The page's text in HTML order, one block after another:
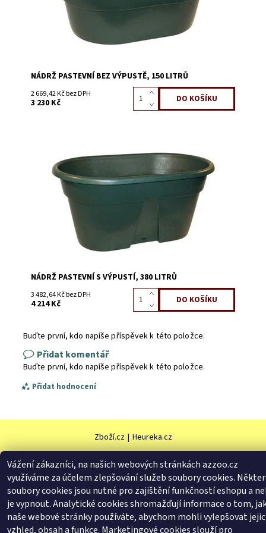
NÁDRŽ PASTEVNÍ BEZ VÝPUSTĚ, 150 LITRŮ
2 669,42 Kč bez DPH
3 230 Kč
Dostupnost:
na objednání, obvyklá doba dodání 10
3818J
NÁDRŽ PASTEVNÍ S VÝPUSTÍ, 380 LITRŮ
3 482,64 Kč bez DPH
4 214 Kč
Buďte první, kdo napíše příspěvek k této položce.
Přidat komentář
Buďte první, kdo napíše příspěvek k této položce.
Přidat hodnocení
Zboží.cz | Heureka.cz
2026 © AZ ZOO, všechna práva vyhrazena
Vytvořil Shoptet
Vážení zákazníci, na našich webových stránkách azzoo.cz
využíváme za účelem zlepšování služeb soubory cookies.
soubory cookies jsou nutné pro zajištění funkčností eshopu a
je vypnout. Analytické cookies shromažďují informace o tom,
naše webové stránky používáte, abychom mohli vylepšovat
vzhled, obsah a funkce. Marketingové cookies slouží pro